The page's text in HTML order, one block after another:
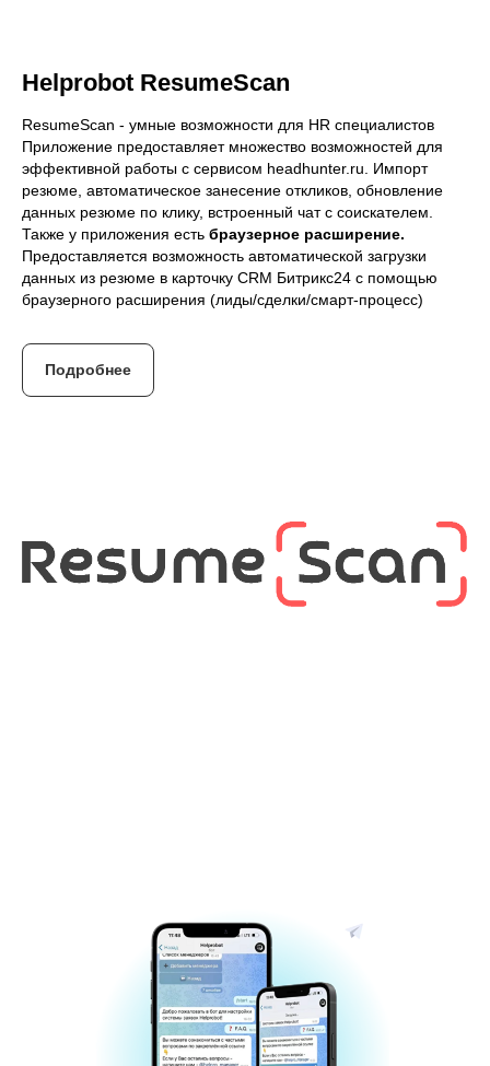
Helprobot ResumeScan
ResumeScan - умные возможности для HR специалистов
Приложение предоставляет множество возможностей для
эффективной работы с сервисом headhunter.ru. Импорт
резюме, автоматическое занесение откликов, обновление
данных резюме по клику, встроенный чат с соискателем.
Также у приложения есть браузерное расширение.
Предоставляется возможность автоматической загрузки
данных из резюме в карточку CRM Битрикс24 с помощью
браузерного расширения (лиды/сделки/смарт-процесс)
Подробнее